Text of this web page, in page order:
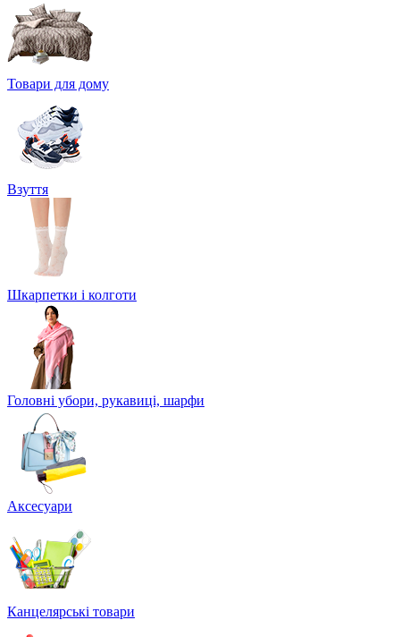
Товари для дому
Взуття
Шкарпетки і колготи
Головні убори, рукавиці, шарфи
Аксесуари
Канцелярські товари